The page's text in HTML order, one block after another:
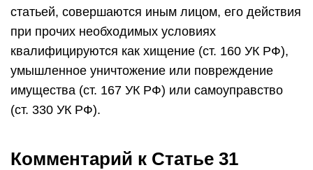
статьей, совершаются иным лицом, его действия
при прочих необходимых условиях
квалифицируются как хищение (ст. 160 УК РФ),
умышленное уничтожение или повреждение
имущества (ст. 167 УК РФ) или самоуправство
(ст. 330 УК РФ).
Комментарий к Статье 31